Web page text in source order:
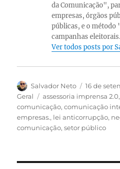
da Comunicação",
empresas, órgãos
públicas, e o
campanhas eleitorais.
Ver todos posts por
Autor
Salvador Neto
Publicado
em
16 de
Geral
Tags
assessoria imprensa 2.0
comunicação,comunicação
empresas., lei anticorrupção,
comunicação,setor público